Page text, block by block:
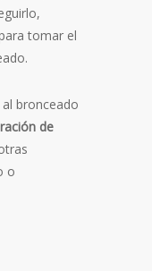
tomar el
bronceado
de
o